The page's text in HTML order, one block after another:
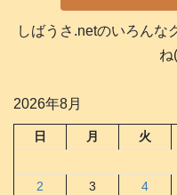
しばうさ.netのいろんな
ね
2026年8月
日 月 火
2
3 4